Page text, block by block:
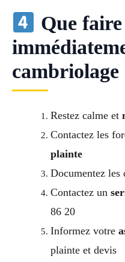
Que faire
cambriolage
Restez calme et
Contactez les
plainte
Documentez les
Contactez un
86 20
Informez votre
plainte et devis